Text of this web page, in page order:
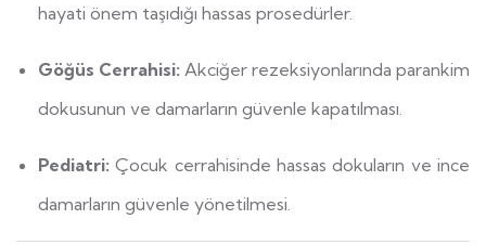
hayati önem taşıdığı hassas prosedürler.
Göğüs Cerrahisi: Akciğer rezeksiyonlarında parankim
dokusunun ve damarların güvenle kapatılması.
Pediatri: Çocuk cerrahisinde hassas dokuların ve ince
damarların güvenle yönetilmesi.